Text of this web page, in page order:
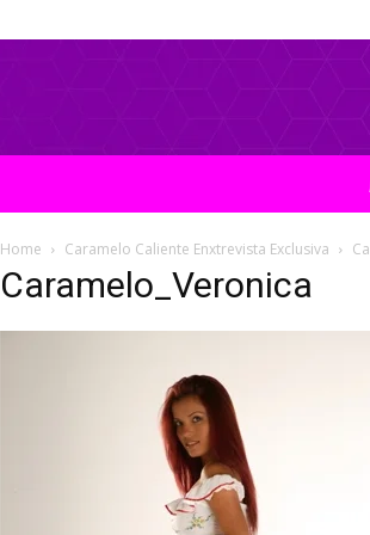
Home Caramelo Caliente Enxtrevista Exclusiva
Caramelo_Veronica